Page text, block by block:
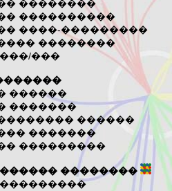
��������
����������
����-���������
��������
���
������
�������
������
�������
���������
��������